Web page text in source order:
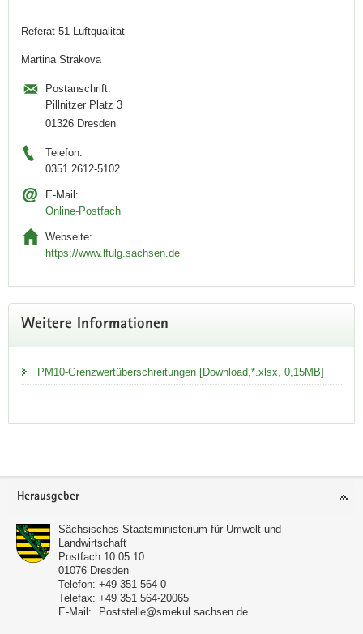
Referat 51 Luftqualität
Martina Strakova
Postanschrift:
Pillnitzer Platz 3
01326 Dresden
Telefon:
0351 2612-5102
E-Mail:
Online-Postfach
Webseite:
https://www.lfulg.sachsen.de
Weitere Informationen
PM10-Grenzwertüberschreitungen [Download,*.xlsx, 0,15MB]
Service
Herausgeber
Sächsisches Staatsministerium für Umwelt und
Landwirtschaft
Postfach 10 05 10
01076 Dresden
Telefon: +49 351 564-0
Telefax: +49 351 564-20065
E-Mail:
Poststelle@smekul.sachsen.de